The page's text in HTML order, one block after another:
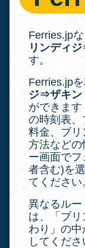
Ferries.jp
リンディ
す。
Ferries.jp
ジ⇒ザキン
ができま
の時刻表
料金、ブ
方法などの
ー画面で
者含む)を
てください
異なるルー
は、「ブ
わり」の中
してくださ